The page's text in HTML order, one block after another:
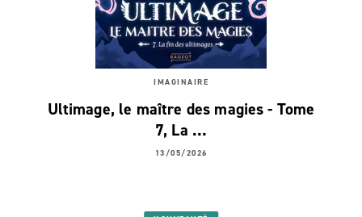
IMAGINAIRE
Ultimage, le maître des magies - Tome
7, La …
13/05/2026